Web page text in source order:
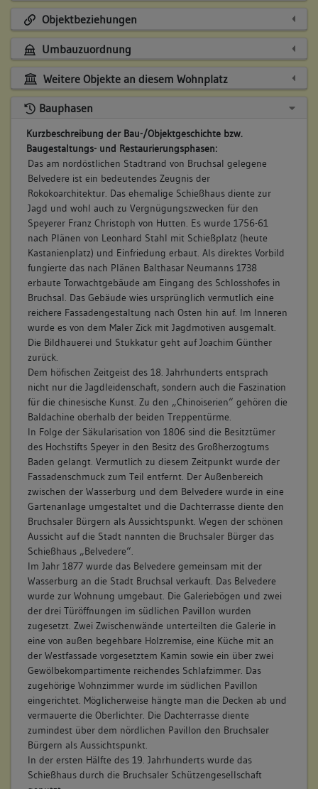
Objektbeziehungen
Umbauzuordnung
Weitere Objekte an diesem Wohnplatz
Bauphasen
Kurzbeschreibung der Bau-/Objektgeschichte bzw.
Baugestaltungs- und Restaurierungsphasen:
Das am nordöstlichen Stadtrand von Bruchsal gelegene
Belvedere ist ein bedeutendes Zeugnis der
Rokokoarchitektur. Das ehemalige Schießhaus diente zur
Jagd und wohl auch zu Vergnügungszwecken für den
Speyerer Franz Christoph von Hutten. Es wurde 1756-61
nach Plänen von Leonhard Stahl mit Schießplatz (heute
Kastanienplatz) und Einfriedung erbaut. Als direktes Vorbild
fungierte das nach Plänen Balthasar Neumanns 1738
erbaute Torwachtgebäude am Eingang des Schlosshofes in
Bruchsal. Das Gebäude wies ursprünglich vermutlich eine
reichere Fassadengestaltung nach Osten hin auf. Im Inneren
wurde es von dem Maler Zick mit Jagdmotiven ausgemalt.
Die Bildhauerei und Stukkatur geht auf Joachim Günther
zurück.
Dem höfischen Zeitgeist des 18. Jahrhunderts entsprach
nicht nur die Jagdleidenschaft, sondern auch die Faszination
für die chinesische Kunst. Zu den „Chinoiserien“ gehören die
Baldachine oberhalb der beiden Treppentürme.
In Folge der Säkularisation von 1806 sind die Besitztümer
des Hochstifts Speyer in den Besitz des Großherzogtums
Baden gelangt. Vermutlich zu diesem Zeitpunkt wurde der
Fassadenschmuck zum Teil entfernt. Der Außenbereich
zwischen der Wasserburg und dem Belvedere wurde in eine
Gartenanlage umgestaltet und die Dachterrasse diente den
Bruchsaler Bürgern als Aussichtspunkt. Wegen der schönen
Aussicht auf die Stadt nannten die Bruchsaler Bürger das
Schießhaus „Belvedere“.
Im Jahr 1877 wurde das Belvedere gemeinsam mit der
Wasserburg an die Stadt Bruchsal verkauft. Das Belvedere
wurde zur Wohnung umgebaut. Die Galeriebögen und zwei
der drei Türöffnungen im südlichen Pavillon wurden
zugesetzt. Zwei Zwischenwände unterteilten die Galerie in
eine von außen begehbare Holzremise, eine Küche mit an
der Westfassade vorgesetztem Kamin sowie ein über zwei
Gewölbekompartimente reichendes Schlafzimmer. Das
zugehörige Wohnzimmer wurde im südlichen Pavillon
eingerichtet. Möglicherweise hängte man die Decken ab und
vermauerte die Oberlichter. Die Dachterrasse diente
zumindest über dem nördlichen Pavillon den Bruchsaler
Bürgern als Aussichtspunkt.
In der ersten Hälfte des 19. Jahrhunderts wurde das
Schießhaus durch die Bruchsaler Schützengesellschaft